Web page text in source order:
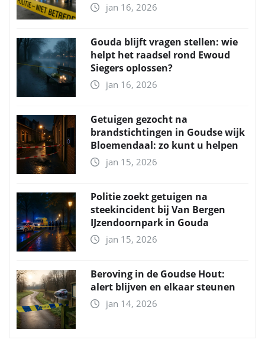
jan 16, 2026
Gouda blijft vragen stellen: wie
helpt het raadsel rond Ewoud
Siegers oplossen?
jan 16, 2026
Getuigen gezocht na
brandstichtingen in Goudse wijk
Bloemendaal: zo kunt u helpen
jan 15, 2026
Politie zoekt getuigen na
steekincident bij Van Bergen
IJzendoornpark in Gouda
jan 15, 2026
Beroving in de Goudse Hout:
alert blijven en elkaar steunen
jan 14, 2026